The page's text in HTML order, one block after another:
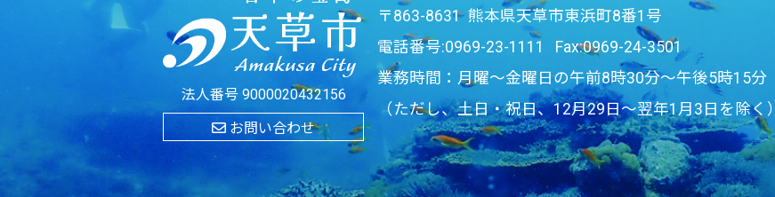
法人番号 9000020432156
お問い合わせ
〒863-8631 熊本県天草市東浜町8番1号
電話番号:0969-23-1111
Fax:0969-24-3501
業務時間：月曜～金曜日の午前8時30分～午後5時15分
（ただし、土日・祝日、12月29日～翌年1月3日を除く）